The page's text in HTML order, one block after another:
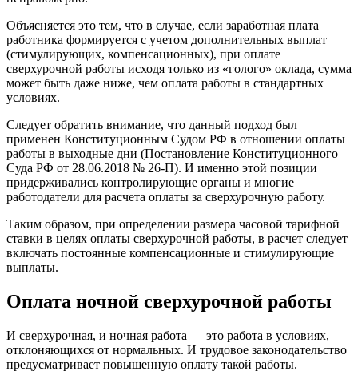
Объясняется это тем, что в случае, если заработная плата
работника формируется с учетом дополнительных выплат
(стимулирующих, компенсационных), при оплате
сверхурочной работы исходя только из «голого» оклада, сумма
может быть даже ниже, чем оплата работы в стандартных
условиях.
Следует обратить внимание, что данный подход был
применен Конституционным Судом РФ в отношении оплаты
работы в выходные дни (Постановление Конституционного
Суда РФ от 28.06.2018 № 26-П). И именно этой позиции
придерживались контролирующие органы и многие
работодатели для расчета оплаты за сверхурочную работу.
Таким образом, при определении размера часовой тарифной
ставки в целях оплаты сверхурочной работы, в расчет следует
включать постоянные компенсационные и стимулирующие
выплаты.
Оплата ночной сверхурочной работы
И сверхурочная, и ночная работа — это работа в условиях,
отклоняющихся от нормальных. И трудовое законодательство
предусматривает повышенную оплату такой работы.